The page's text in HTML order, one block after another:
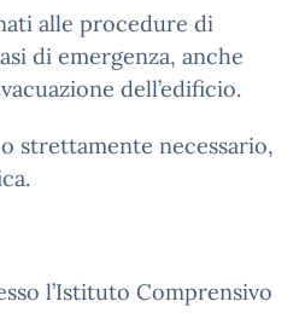
alle procedure di
di emergenza, anche
dell’edificio.
strettamente necessario,
l’Istituto Comprensivo